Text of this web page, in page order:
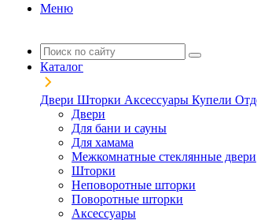
Меню
Каталог
Двери Шторки Аксессуары Купели
Двери
Для бани и сауны
Для хамама
Межкомнатные стеклянные двери
Шторки
Неповоротные шторки
Поворотные шторки
Аксессуары